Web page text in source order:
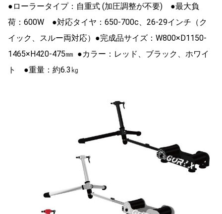
●ローラータイプ：自重式 (加圧調整が不要) ●最大負
荷：600W ●対応タイヤ：650-700c、26-29インチ（ク
イック、スルー両対応）●完成品サイズ：W800×D1150-
1465×H420-475㎜ ●カラー：レッド、ブラック、ホワイ
ト ●重量：約6.3㎏